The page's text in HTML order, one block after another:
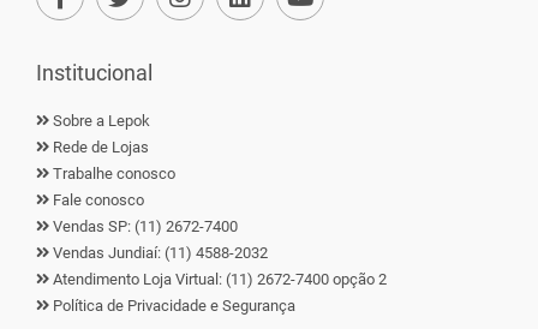
Institucional
Sobre a Lepok
Rede de Lojas
Trabalhe conosco
Fale conosco
Vendas SP: (11) 2672-7400
Vendas Jundiaí: (11) 4588-2032
Atendimento Loja Virtual: (11) 2672-7400 opção 2
Política de Privacidade e Segurança